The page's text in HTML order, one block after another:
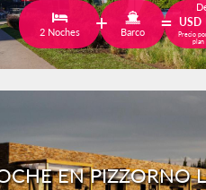
2 Noches Barco
USD
Precio
plan
EN PIZZORNO